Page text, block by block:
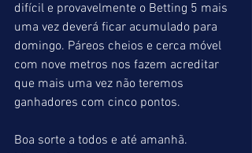
difícil e provavelmente o Betting 5 mais
uma vez deverá ficar acumulado para
domingo. Páreos cheios e cerca móvel
com nove metros nos fazem acreditar
que mais uma vez não teremos
ganhadores com cinco pontos.
Boa sorte a todos e até amanhã.